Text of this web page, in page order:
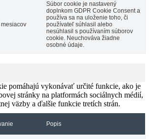
mesiacov
Súbor cookie je nastavený
doplnkom GDPR Cookie Consent a
používa sa na uloženie toho, či
používateľ súhlasil alebo
nesúhlasil s používaním súborov
cookie. Neuchováva žiadne
osobné údaje.
pomáhajú vykonávať určité funkcie, ako je
stránky na platformách sociálnych médií,
väzby a ďalšie funkcie tretích strán.
Popis